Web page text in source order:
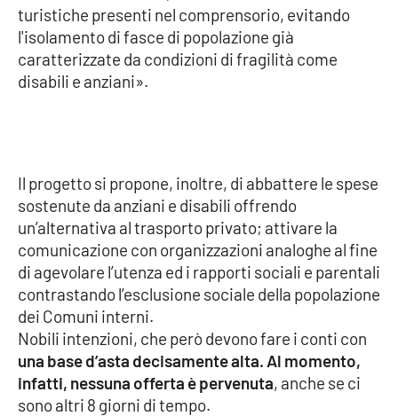
Società
Sport
Good Morning Vietnam
Parchi Marini Calabria
Leggendo Alvaro insieme
Imprese Di Calabria
Le perfidie di Antonella Grippo
turistiche presenti nel comprensorio, evitando
l'isolamento di fasce di popolazione già
caratterizzate da condizioni di fragilità come
disabili e anziani».
Il progetto si propone, inoltre, di abbattere le spese
sostenute da anziani e disabili offrendo
un’alternativa al trasporto privato; attivare la
comunicazione con organizzazioni analoghe al fine
di agevolare l’utenza ed i rapporti sociali e parentali
contrastando l’esclusione sociale della popolazione
dei Comuni interni.
Nobili intenzioni, che però devono fare i conti con
una base d’asta decisamente alta. Al momento,
infatti, nessuna offerta è pervenuta, anche se ci
sono altri 8 giorni di tempo.